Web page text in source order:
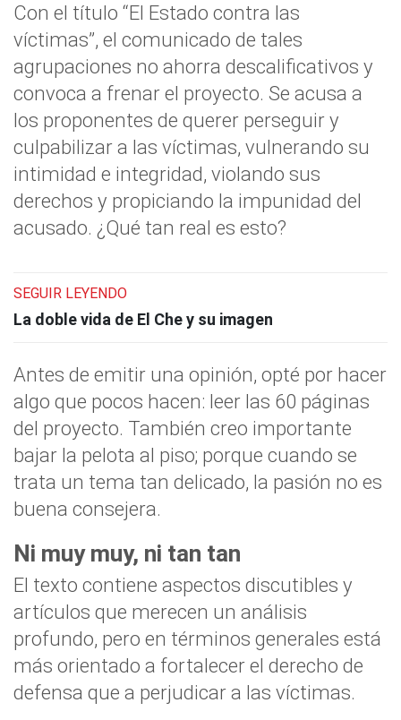
Con el título “El Estado contra las
víctimas”, el comunicado de tales
agrupaciones no ahorra descalificativos y
convoca a frenar el proyecto. Se acusa a
los proponentes de querer perseguir y
culpabilizar a las víctimas, vulnerando su
intimidad e integridad, violando sus
derechos y propiciando la impunidad del
acusado. ¿Qué tan real es esto?
SEGUIR LEYENDO
La doble vida de El Che y su imagen
Antes de emitir una opinión, opté por hacer
algo que pocos hacen: leer las 60 páginas
del proyecto. También creo importante
bajar la pelota al piso; porque cuando se
trata un tema tan delicado, la pasión no es
buena consejera.
Ni muy muy, ni tan tan
El texto contiene aspectos discutibles y
artículos que merecen un análisis
profundo, pero en términos generales está
más orientado a fortalecer el derecho de
defensa que a perjudicar a las víctimas.